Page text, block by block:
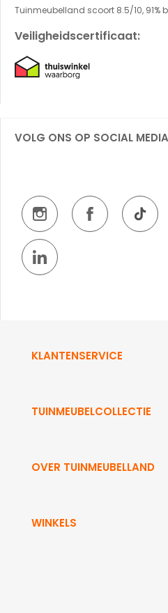
Tuinmeubelland scoort 8.5/10, 91%
Veiligheidscertificaat:
VOLG ONS OP SOCIAL MEDIA
KLANTENSERVICE
TUINMEUBELCOLLECTIE
OVER TUINMEUBELLAND
WINKELS